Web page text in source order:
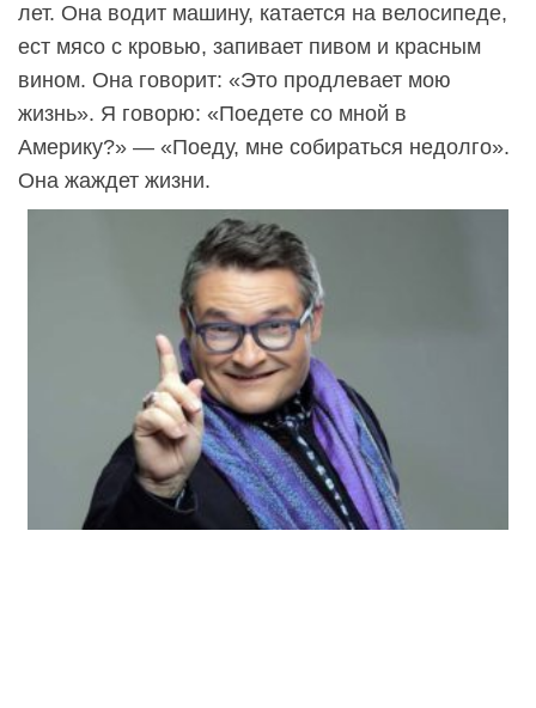
лет. Она водит машину, катается на велосипеде,
ест мясо с кровью, запивает пивом и красным
вином. Она говорит: «Это продлевает мою
жизнь». Я говорю: «Поедете со мной в
Америку?» — «Поеду, мне собираться недолго».
Она жаждет жизни.